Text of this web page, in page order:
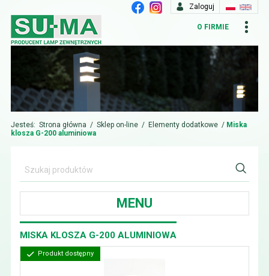
Zaloguj
O FIRMIE
Jesteś: Strona główna / Sklep on-line / Elementy dodatkowe / Miska
klosza G-200 aluminiowa
MENU
MISKA KLOSZA G-200 ALUMINIOWA
Produkt dostępny